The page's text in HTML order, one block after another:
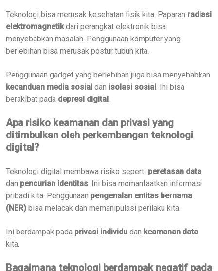
Teknologi bisa merusak kesehatan fisik kita. Paparan radiasi
elektromagnetikdari perangkat elektronik bisa
menyebabkan masalah. Penggunaan komputer yang
berlebihan bisa merusak postur tubuh kita.
Penggunaan gadget yang berlebihan juga bisa menyebabkan
kecanduan media sosial dan isolasi sosial . Ini bisa
berakibat pada depresi digital
Apa risiko keamanan dan privasi yang
ditimbulkan oleh perkembangan teknologi
digital?
Teknologi digital membawa risiko seperti peretasan data
dan pencurian identitas . Ini bisa memanfaatkan informasi
pribadi kita. Penggunaan pengenalan entitas bernama
(NER) bisa melacak dan memanipulasi perilaku kita.
Ini berdampak pada privasi individu dan keamanan data
kita.
Bagaimana teknologi berdampak negatif pada